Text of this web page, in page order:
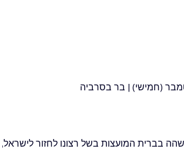
בברית המועצות בשל רצונו לחזור